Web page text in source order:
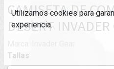
CAMISETA DE
DESERT INVADER
Tallas
Utilizamos cookies para
experiencia.